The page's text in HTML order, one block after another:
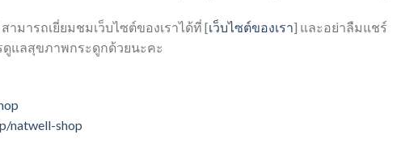
มารถเยี่ยมชมเว็บไซต์ของเราได้ที่ [เว็บไซต์ของเรา] และอย่าลืมแชร์
แลสุขภาพกระดูกด้วยนะคะ
natwell-shop